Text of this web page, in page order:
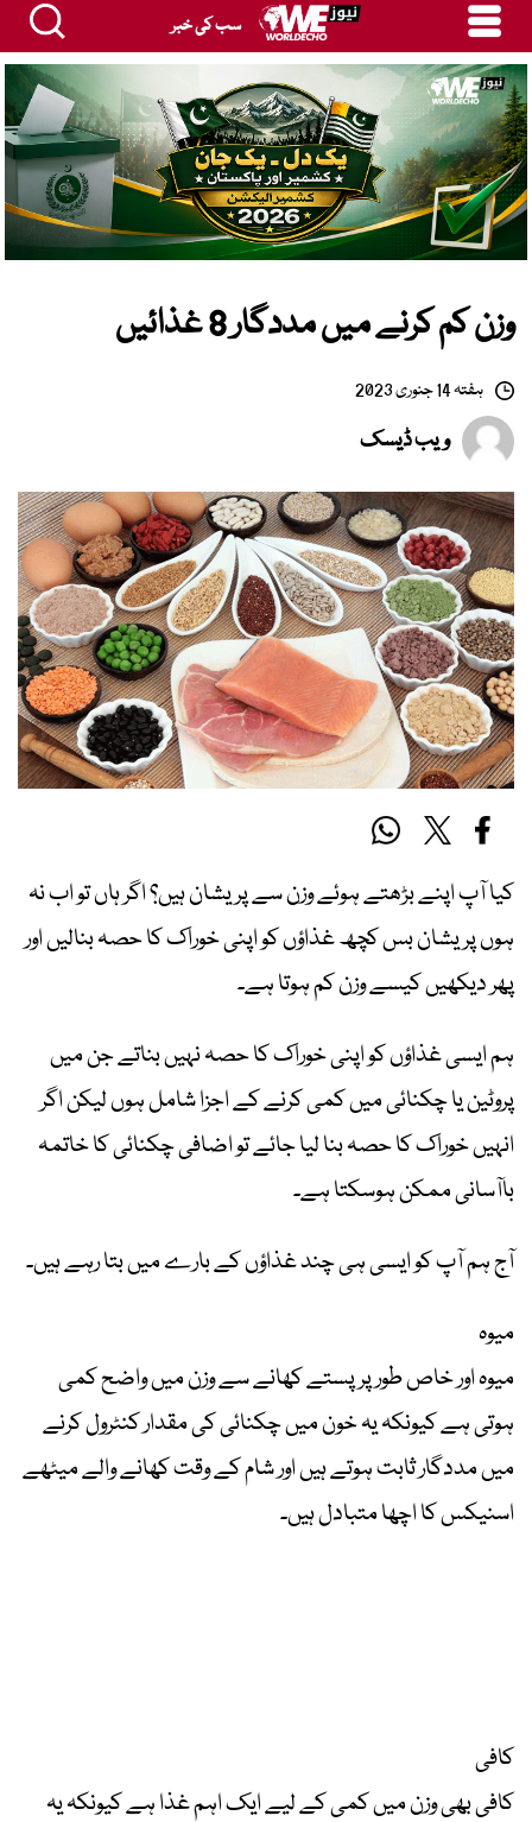
سب کی خبر
وزن کم کرنے میں مددگار 8 غذائیں
ہفتہ 14 جنوری 2023
ویب ڈیسک
کیا آپ اپنے بڑھتے ہوئے وزن سے پریشان ہیں؟ اگر ہاں تو اب نہ
ہوں پریشان بس کچھ غذاؤں کو اپنی خوراک کا حصہ بنالیں اور
پھر دیکھیں کیسے وزن کم ہوتا ہے۔
ہم ایسی غذاؤں کو اپنی خوراک کا حصہ نہیں بناتے جن میں
پروٹین یا چکنائی میں کمی کرنے کے اجزا شامل ہوں لیکن اگر
انہیں خوراک کا حصہ بنا لیا جائے تو اضافی چکنائی کا خاتمہ
باآسانی ممکن ہوسکتا ہے۔
آج ہم آپ کو ایسی ہی چند غذاؤں کے بارے میں بتا رہے ہیں۔
میوہ
میوہ اور خاص طور پر پستے کھانے سے وزن میں واضح کمی
ہوتی ہے کیونکہ یہ خون میں چکنائی کی مقدار کنٹرول کرنے
میں مددگار ثابت ہوتے ہیں اور شام کے وقت کھانے والے میٹھے
اسنیکس کا اچھا متبادل ہیں۔
کافی
کافی بھی وزن میں کمی کے لیے ایک اہم غذا ہے کیونکہ یہ